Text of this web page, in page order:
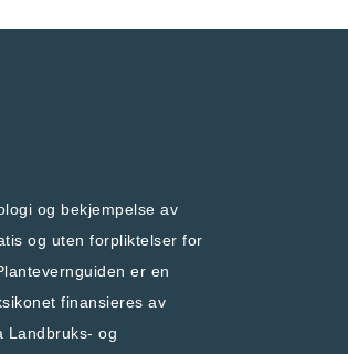
og bekjempelse av
og uten forpliktelser for
er en
finansieres av
Landbruks- og